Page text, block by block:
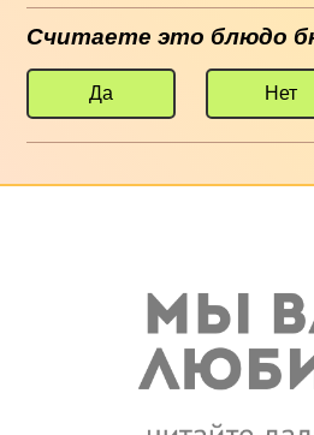
Считаете это блюдо
Да Нет